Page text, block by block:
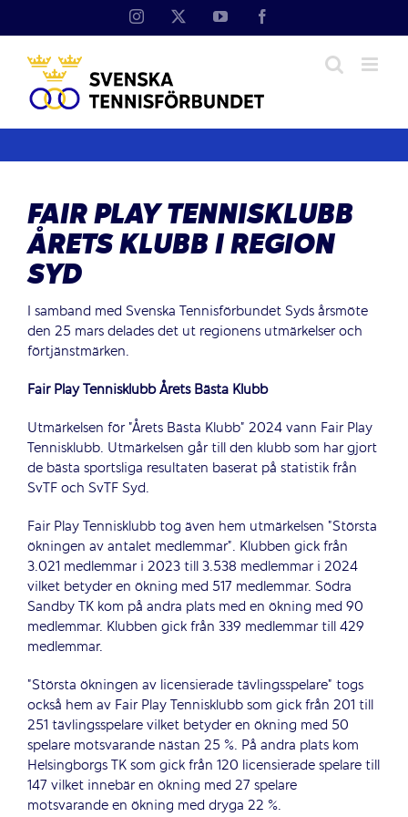
Instagram YouTube
FAIR PLAY TENNISKLUBB
ÅRETS KLUBB I REGION
SYD
I samband med Svenska Tennisförbundet Syds årsmöte
den 25 mars delades det ut regionens utmärkelser och
förtjänstmärken.
Fair Play Tennisklubb Årets Bästa Klubb
Utmärkelsen för ”Årets Bästa Klubb” 2024 vann Fair Play
Tennisklubb. Utmärkelsen går till den klubb som har gjort
de bästa sportsliga resultaten baserat på statistik från
SvTF och SvTF Syd.
Fair Play Tennisklubb tog även hem utmärkelsen ”Största
ökningen av antalet medlemmar”. Klubben gick från
3.021 medlemmar i 2023 till 3.538 medlemmar i 2024
vilket betyder en ökning med 517 medlemmar. Södra
Sandby TK kom på andra plats med en ökning med 90
medlemmar. Klubben gick från 339 medlemmar till 429
medlemmar.
”Största ökningen av licensierade tävlingsspelare” togs
också hem av Fair Play Tennisklubb som gick från 201 till
251 tävlingsspelare vilket betyder en ökning med 50
spelare motsvarande nästan 25 %. På andra plats kom
Helsingborgs TK som gick från 120 licensierade spelare till
147 vilket innebär en ökning med 27 spelare
motsvarande en ökning med dryga 22 %.